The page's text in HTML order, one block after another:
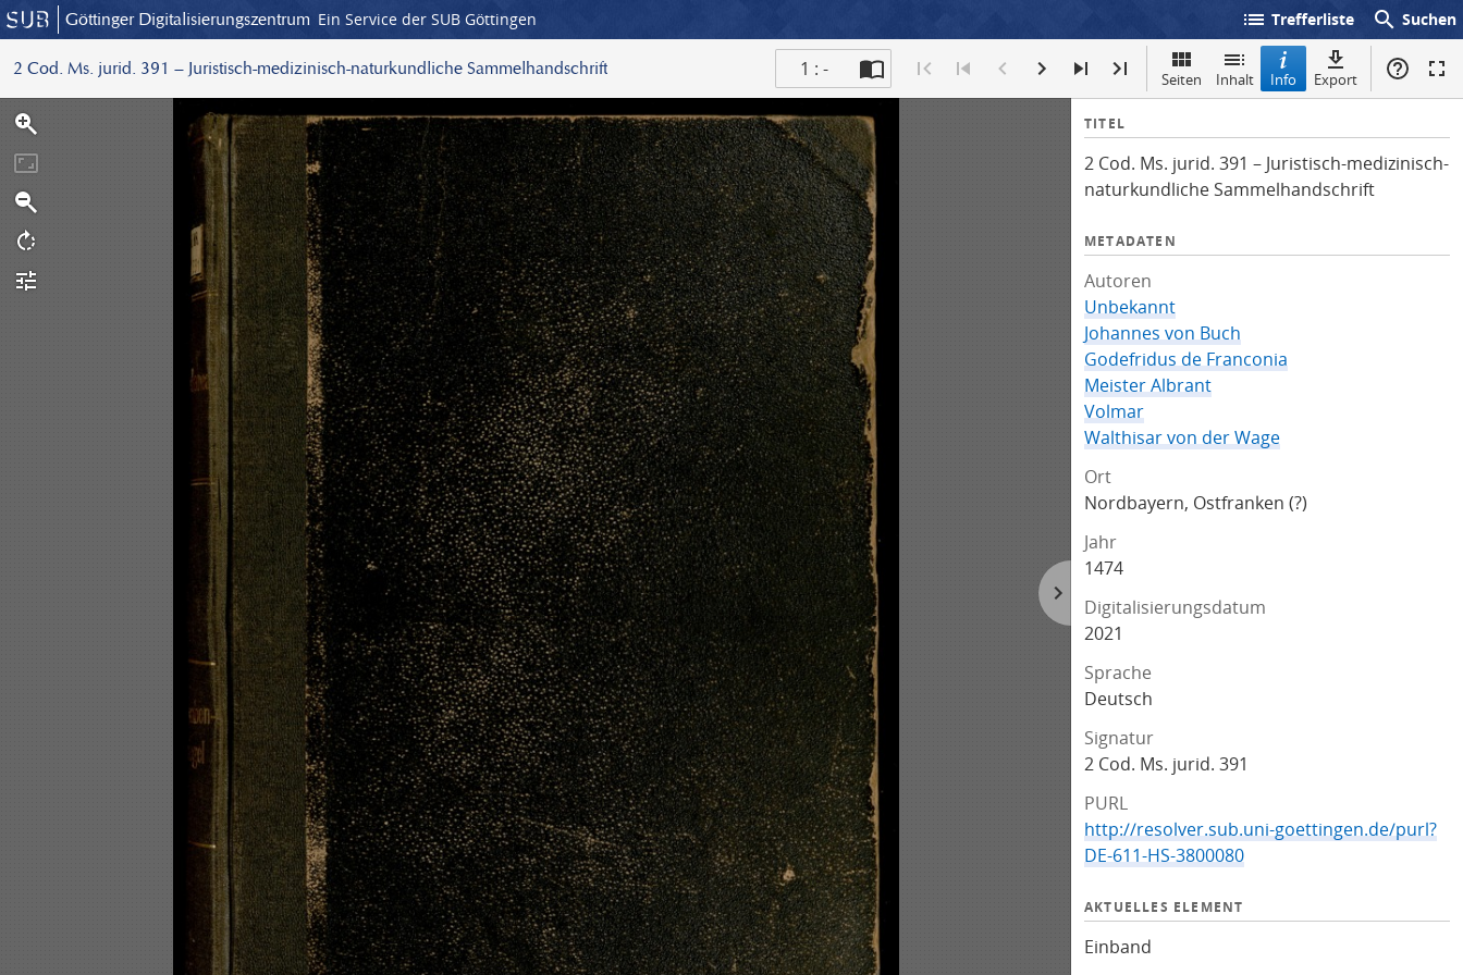
Göttinger Digitalisierungszentrum Ein Service der SUB Göttingen list Trefferliste search Suchen
2 Cod. Ms. jurid. 391 – Juristisch-medizinisch-naturkundliche Sammelhandschrift 1 : - Seiten Inhalt Info Export
I
f
o
TITEL
2 Cod. Ms. jurid. 391 – Juristisch-medizinisch-
naturkundliche Sammelhandschrift
METADATEN
Autoren
Unbekannt
Johannes von Buch
Godefridus de Franconia
Meister Albrant
Volmar
Walthisar von der Wage
Ort
Nordbayern, Ostfranken (?)
Jahr
1474
Digitalisierungsdatum
2021
Sprache
Deutsch
Signatur
2 Cod. Ms. jurid. 391
PURL
http://resolver.sub.uni-goettingen.de/purl?
DE-611-HS-3800080
AKTUELLES ELEMENT
Einband